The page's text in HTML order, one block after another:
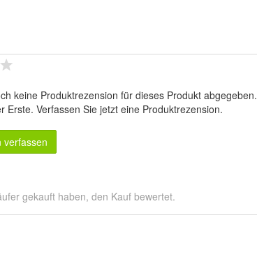
keine Produktrezension für dieses Produkt abgegeben.
Erste. Verfassen Sie jetzt eine Produktrezension.
verfassen
gekauft haben, den Kauf bewertet.